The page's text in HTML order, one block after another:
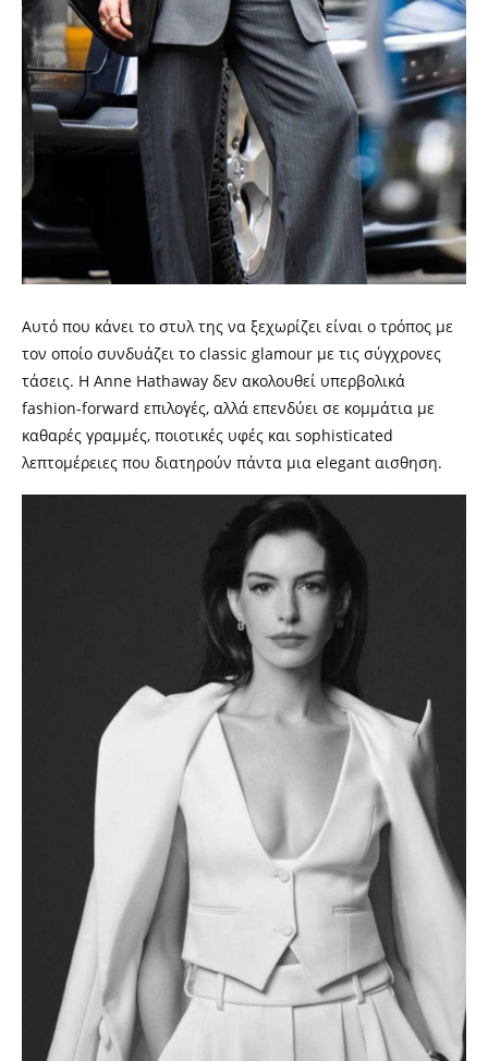
Αυτό που κάνει το στυλ της να ξεχωρίζει είναι ο τρόπος με
τον οποίο συνδυάζει το classic glamour με τις σύγχρονες
τάσεις. Η Anne Hathaway δεν ακολουθεί υπερβολικά
fashion-forward επιλογές, αλλά επενδύει σε κομμάτια με
καθαρές γραμμές, ποιοτικές υφές και sophisticated
λεπτομέρειες που διατηρούν πάντα μια elegant αισθηση.